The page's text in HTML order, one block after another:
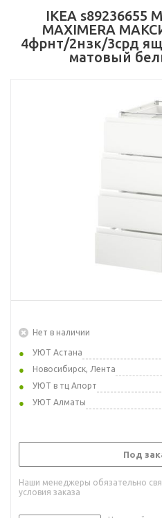
IKEA s89236655
MAXIMERA
4фрнт/2нзк/3срд
матовый
Нет в наличии
УЮТ Астана
Новосибирск, Лента
УЮТ в тц Апорт
УЮТ Алматы
Под
Наши менеджеры обязательно
условия заказа